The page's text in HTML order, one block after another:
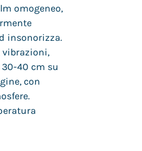
omogeneo,
insonorizza.
vibrazioni,
40 cm su
con